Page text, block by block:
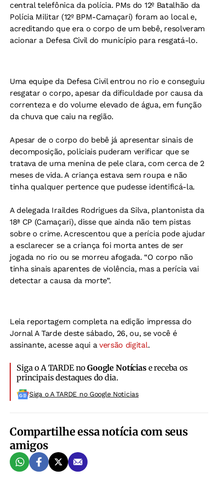
central telefônica da polícia. PMs do 12º Batalhão da
Polícia Militar (12º BPM-Camaçari) foram ao local e,
acreditando que era o corpo de um bebê, resolveram
acionar a Defesa Civil do município para resgatá-lo.
Uma equipe da Defesa Civil entrou no rio e conseguiu
resgatar o corpo, apesar da dificuldade por causa da
correnteza e do volume elevado de água, em função
da chuva que caiu na região.
Apesar de o corpo do bebê já apresentar sinais de
decomposição, policiais puderam verificar que se
tratava de uma menina de pele clara, com cerca de 2
meses de vida. A criança estava sem roupa e não
tinha qualquer pertence que pudesse identificá-la.
A delegada Iraildes Rodrigues da Silva, plantonista da
18ª CP (Camaçari), disse que ainda não tem pistas
sobre o crime. Acrescentou que a perícia pode ajudar
a esclarecer se a criança foi morta antes de ser
jogada no rio ou se morreu afogada. “O corpo não
tinha sinais aparentes de violência, mas a perícia vai
detectar a causa da morte”.
Leia reportagem completa na edição impressa do
Jornal A Tarde deste sábado, 26, ou, se você é
assinante, acesse aqui a versão digital.
Siga o A TARDE noGoogle Notíciase receba os
principais destaques do dia.
Siga o A TARDE no Google Noticias
Compartilhe essa notícia com seus
amigos